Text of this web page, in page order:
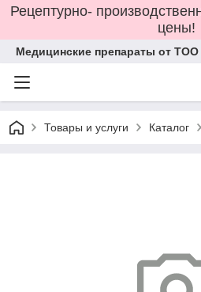
Рецептурно-
цены!
Медицинские препараты от ТОО
Товары и услуги Каталог